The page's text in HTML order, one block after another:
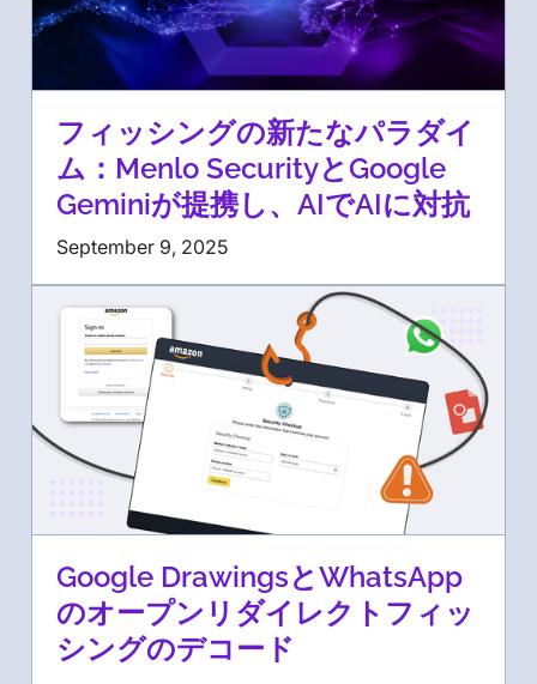
フィッシングの新たなパラダイ
ム：Menlo SecurityとGoogle
Geminiが提携し、AIでAIに対抗
September 9, 2025
Google DrawingsとWhatsApp
のオープンリダイレクトフィッ
シングのデコード